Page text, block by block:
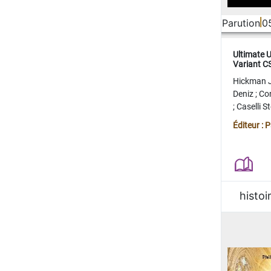
Parution
Ultimate
Variant
Hickman
Deniz;
;Caselli
Juan
Éditeur :